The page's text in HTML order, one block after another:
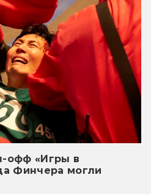
офф «Игры в
Финчера могли